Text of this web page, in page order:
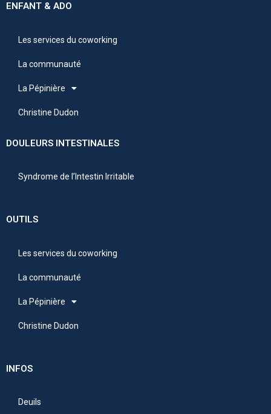
ENFANT & ADO
Les services du coworking
La communauté
La Pépinière
Christine Dudon
DOULEURS INTESTINALES
Syndrome de l’Intestin Irritable
OUTILS
Les services du coworking
La communauté
La Pépinière
Christine Dudon
INFOS
Deuils